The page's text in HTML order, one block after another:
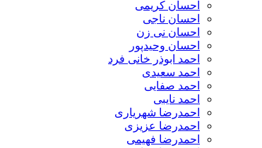
احسان کریمی
احسان ناجی
احسان نی زن
احسان وحیدپور
احمد ابوذر خانی فرد
احمد سعیدی
احمد صفایی
احمد نایبی
احمدرضا شهریاری
احمدرضا عزیزی
احمدرضا فهیمی